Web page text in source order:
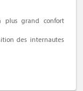
plus grand confort
des internautes